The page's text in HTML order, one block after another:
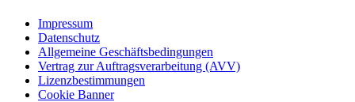
Impressum
Datenschutz
Allgemeine Geschäftsbedingungen
Vertrag zur Auftragsverarbeitung (AVV)
Lizenzbestimmungen
Cookie Banner